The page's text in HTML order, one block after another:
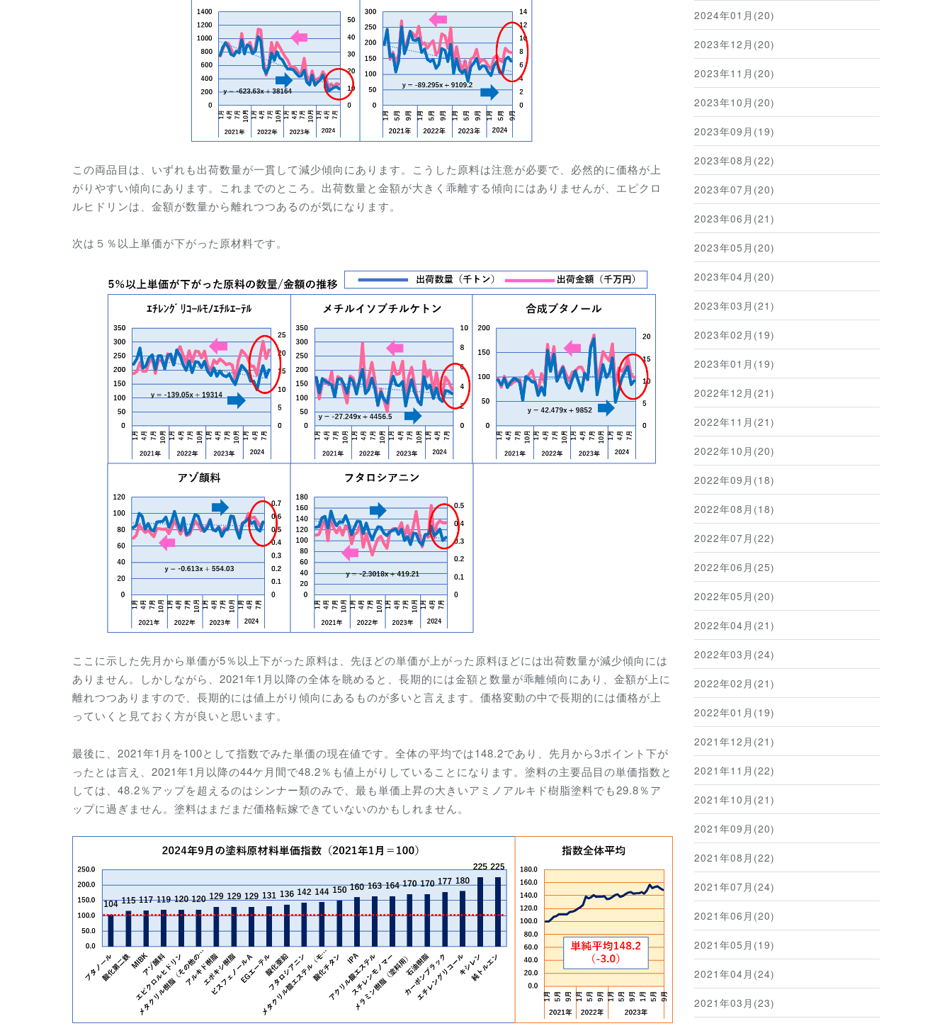
この両品目は、いずれも出荷数量が一貫して減少傾向にあります。こうした原料は注意が必要で、必然的に価格が上
がりやすい傾向にあります。これまでのところ。出荷数量と金額が大きく乖離する傾向にはありませんが、エピクロ
ルヒドリンは、金額が数量から離れつつあるのが気になります。
次は５％以上単価が下がった原材料です。
ここに示した先月から単価が5％以上下がった原料は、先ほどの単価が上がった原料ほどには出荷数量が減少傾向には
ありません。しかしながら、2021年1月以降の全体を眺めると、長期的には金額と数量が乖離傾向にあり、金額が上に
離れつつありますので、長期的には値上がり傾向にあるものが多いと言えます。価格変動の中で長期的には価格が上
っていくと見ておく方が良いと思います。
最後に、2021年1月を100として指数でみた単価の現在値です。全体の平均では148.2であり、先月から3ポイント下が
ったとは言え、2021年1月以降の44ケ月間で48.2％も値上がりしていることになります。塗料の主要品目の単価指数と
しては、48.2％アップを超えるのはシンナー類のみで、最も単価上昇の大きいアミノアルキド樹脂塗料でも29.8％ア
ップに過ぎません。塗料はまだまだ価格転嫁できていないのかもしれません。
2024年01月(20)
2023年12月(20)
2023年11月(20)
2023年10月(20)
2023年09月(19)
2023年08月(22)
2023年07月(20)
2023年06月(21)
2023年05月(20)
2023年04月(20)
2023年03月(21)
2023年02月(19)
2023年01月(19)
2022年12月(21)
2022年11月(21)
2022年10月(20)
2022年09月(18)
2022年08月(18)
2022年07月(22)
2022年06月(25)
2022年05月(20)
2022年04月(21)
2022年03月(24)
2022年02月(21)
2022年01月(19)
2021年12月(21)
2021年11月(22)
2021年10月(21)
2021年09月(20)
2021年08月(22)
2021年07月(24)
2021年06月(20)
2021年05月(19)
2021年04月(24)
2021年03月(23)